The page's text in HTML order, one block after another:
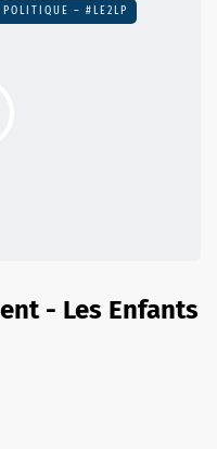
POLITIQUE – #LE2LP
- Les Enfants